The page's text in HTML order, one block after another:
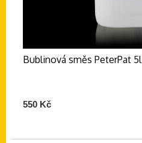
Bublinová směs PeterPat 5l
550 Kč